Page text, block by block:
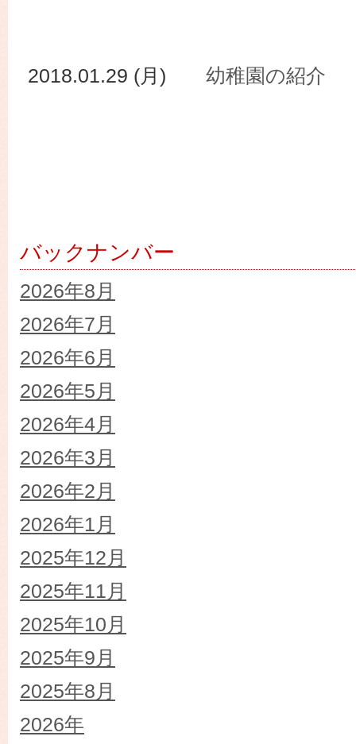
2018.01.29 (月) 幼稚園の紹介
バックナンバー
2026年8月
2026年7月
2026年6月
2026年5月
2026年4月
2026年3月
2026年2月
2026年1月
2025年12月
2025年11月
2025年10月
2025年9月
2025年8月
2026年